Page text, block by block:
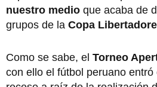
nuestro medio que acaba de
grupos de la Copa
Como se sabe, el Torneo
con ello el fútbol peruano